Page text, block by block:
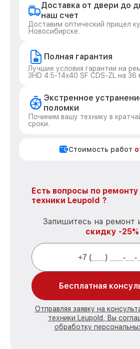
Доставка от двери до
наш счет
Доставим оптический прицел
Новосибирске.
Полная гарантия
Лучшие условия гарантии на
3HD 4.5-14x40 SF CDS-ZL на 36
Экстренное
поломки
Починим вашу технику в
сроки.
Стоимость работ
Есть вопросы по ремонту
техники Leupold ?
Запишитесь на ремонт
скидку -25%
Бесплатная
Отправляя заявку на
техники Leupold, Вы
обработку